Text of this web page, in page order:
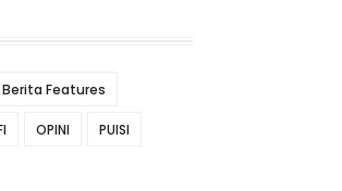
Berita Features
OPINI PUISI